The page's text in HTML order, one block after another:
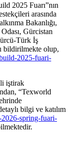
2025 Fuarı”nın
arasında
Bakanlığı,
Gürcistan
Türk İş
bildirilmekte olup,
2025-fuari-
iştirak
“Texworld
bilgi ve katılım
spring-fuari-